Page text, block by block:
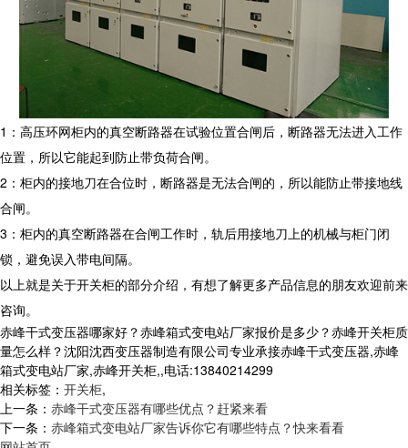
1：高压环网柜内的真空断路器在试验位置合闸后，断路器无法进入工作
位置，所以它能起到防止带负荷合闸。
2：柜内的接地刀在合位时，断路器是无法合闸的，所以能防止带接地线
合闸。
3：柜内的真空断路器在合闸工作时，轨后用接地刀上的机械与柜门闭
锁，避免误入带电间隔。
以上就是关于开关柜的部分介绍，有想了解更多产品信息的朋友欢迎前来
咨询。
赤峰干式变压器哪家好？赤峰箱式变电站厂家报价是多少？赤峰开关柜质
量怎么样？沈阳沈西变压器制造有限公司专业承接赤峰干式变压器,赤峰
箱式变电站厂家,赤峰开关柜,,电话:13840214299
相关标签： 开关柜,
上一条： 赤峰干式变压器有哪些优点？赶紧来看
下一条： 赤峰箱式变电站厂家告诉你它有哪些特点？快来看看